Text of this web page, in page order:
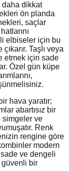
dikkat
ön planda
saçlar
elbiseler için bu
Taşlı veya
etmek için sade
Özel gün küpe
hava yaratır;
abartısız bir
simgeler ve
Renk
rengine göre
modern
ve dengeli
güvenli bir